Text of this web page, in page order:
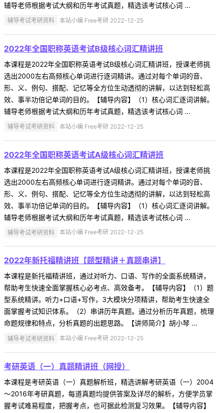
辅导老师根据考试大纲和历年考试真题，精选该考试核心词 ...
辅导考试考研资料 本站小编 Free考研 2022-12-25
2022年全国职称英语考试B级核心词汇精讲班
本课程是2022年全国职称英语考试B级核心词汇精讲班，授课老师挑
选出2000左右高频核心单词进行逐词精讲。通过对每个单词的音、
形、义、例句、搭配、记忆等全方位生动透彻的讲解，以达到轻松高
效、事半功倍记单词的目的。【辅导内容】（1）核心词汇逐词讲解。
辅导老师根据考试大纲和历年考试真题，精选该考试核心词 ...
辅导考试考研资料 本站小编 Free考研 2022-12-25
2022年全国职称英语考试A级核心词汇精讲班
本课程是2022年全国职称英语考试A级核心词汇精讲班，授课老师挑
选出2000左右高频核心单词进行逐词精讲。通过对每个单词的音、
形、义、例句、搭配、记忆等全方位生动透彻的讲解，以达到轻松高
效、事半功倍记单词的目的。【辅导内容】（1）核心词汇逐词讲解。
辅导老师根据考试大纲和历年考试真题，精选该考试核心词 ...
辅导考试考研资料 本站小编 Free考研 2022-12-25
2022年新托福精讲班【题型精讲＋真题串讲】
本课程是新托福精讲班，通过对听力、口语、写作的全面系统精讲，
帮助考生快速全面掌握核心必考点、高效备考。【辅导内容】（1）题
型系统精讲。听力+口语+写作，3大模块分项精讲，帮助考生快速全
面掌握考试知识体系。（2）串讲历年真题。通过分析历年真题，梳理
命题规律和特点，分析真题的出题思路。【讲师简介】胡小琴 ...
辅导考试考研资料 本站小编 Free考研 2022-12-25
考研英语（一）真题精讲班（网授）
本课程是考研英语（一）真题解析班，精选讲解考研英语（一）2004
～2016年考研真题，每道真题均提供答案及详尽的解析，方便学员掌
握考试难易程度，把握考点，也可据此检测复习效果。【辅导内容】